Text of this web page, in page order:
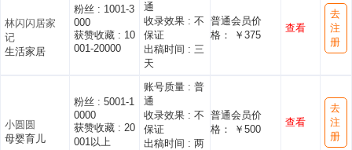
林闪闪居家
记
生活家居
粉丝 : 1001-3
000
获赞收藏 : 10
001-20000
通
收录效果 : 不
保证
出稿时间 : 三
天
普通会员价
格： ￥375
查看
去
注
册
小圆圆
母婴育儿
粉丝 : 5001-1
0000
获赞收藏 : 20
001以上
账号质量 : 普
通
收录效果 : 不
保证
出稿时间 : 两
普通会员价
格： ￥500
查看
去
注
册